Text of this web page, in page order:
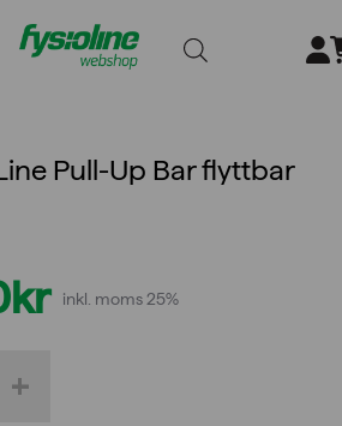
Pull-Up Bar flyttbar
kr inkl. moms 25%
+